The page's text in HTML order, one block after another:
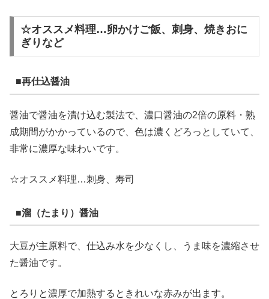
☆オススメ料理…卵かけご飯、刺身、焼きおに
ぎりなど
■再仕込醤油
醤油で醤油を漬け込む製法で、濃口醤油の2倍の原料・熟
成期間がかかっているので、色は濃くどろっとしていて、
非常に濃厚な味わいです。
☆オススメ料理…刺身、寿司
■溜（たまり）醤油
大豆が主原料で、仕込み水を少なくし、うま味を濃縮させ
た醤油です。
とろりと濃厚で加熱するときれいな赤みが出ます。